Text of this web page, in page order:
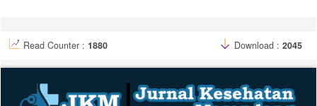
PSPD fakultas kedokteran universitas sriwijaya.
Universitas Padjajaran, 1-7.
Sarumpaet Raja Gerald. (2021). Hubungan antara jarak, posisi serta
Read Counter : 1880 Download : 2045